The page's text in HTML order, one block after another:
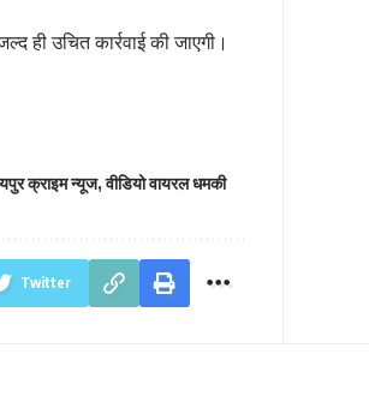
ही उचित कार्रवाई की जाएगी।
क्राइम न्यूज,वीडियो वायरल धमकी
Twitter